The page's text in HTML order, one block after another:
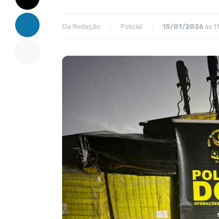
Da Redação Policial 15/01/2026às